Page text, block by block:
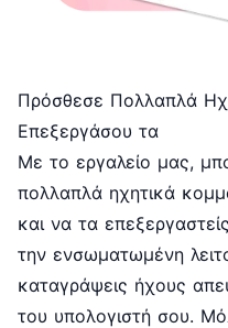
Πρόσθεσε Πολλαπλά
Επεξεργάσου τα
Με το εργαλείο μας,
πολλαπλά ηχητικά
και να τα
την ενσωματωμένη
καταγράψεις ήχους
του υπολογιστή σου.